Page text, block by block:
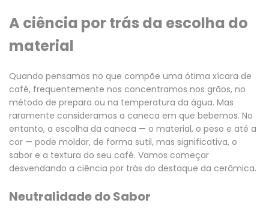
A ciência por trás da escolha do
material
Quando pensamos no que compõe uma ótima xícara de
café, frequentemente nos concentramos nos grãos, no
método de preparo ou na temperatura da água. Mas
raramente consideramos a caneca em que bebemos. No
entanto, a escolha da caneca — o material, o peso e até a
cor — pode moldar, de forma sutil, mas significativa, o
sabor e a textura do seu café. Vamos começar
desvendando a ciência por trás do destaque da cerâmica.
Neutralidade do Sabor